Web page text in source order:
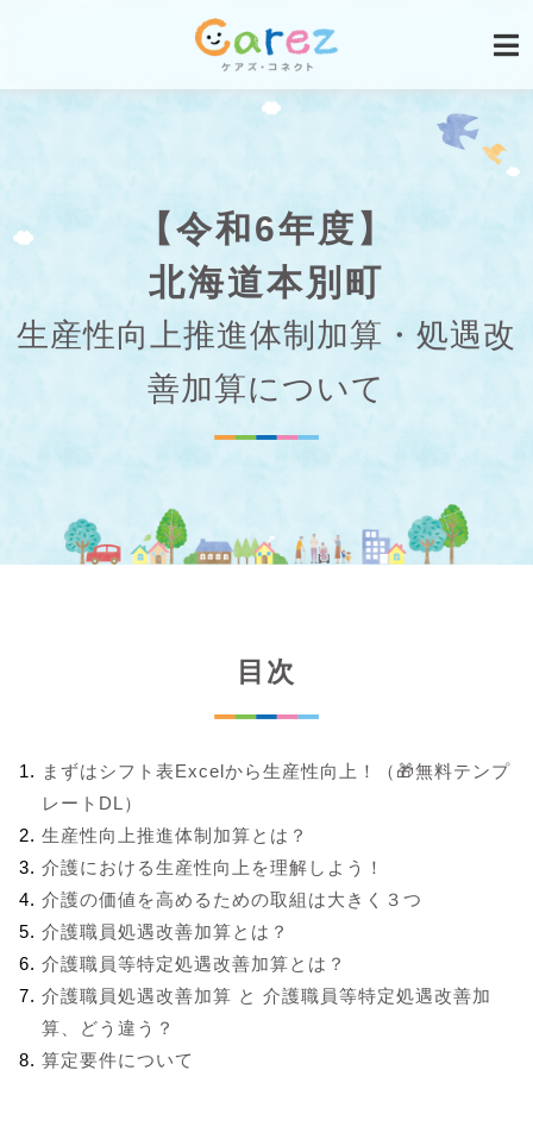
【令和6年度】
北海道本別町
生産性向上推進体制加算・処遇改
善加算について
目次
まずはシフト表Excelから生産性向上！（🎁無料テンプ
レートDL）
生産性向上推進体制加算とは？
介護における生産性向上を理解しよう！
介護の価値を高めるための取組は大きく３つ
介護職員処遇改善加算とは？
介護職員等特定処遇改善加算とは？
介護職員処遇改善加算 と 介護職員等特定処遇改善加
算、どう違う？
算定要件について